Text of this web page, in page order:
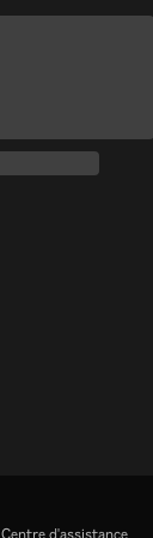
Centre d'assistance